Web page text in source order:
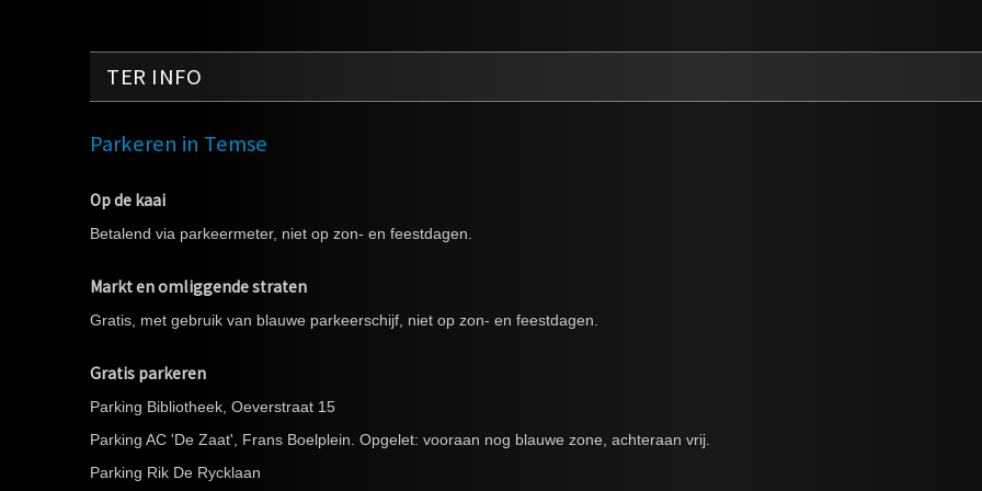
TER INFO
Parkeren in Temse
Op de kaai
Betalend via parkeermeter, niet op zon- en feestdagen.
Markt en omliggende straten
Gratis, met gebruik van blauwe parkeerschijf, niet op zon- en feestdagen.
Gratis parkeren
Parking Bibliotheek, Oeverstraat 15
Parking AC 'De Zaat', Frans Boelplein. Opgelet: vooraan nog blauwe zone, achteraan vrij.
Parking Rik De Rycklaan